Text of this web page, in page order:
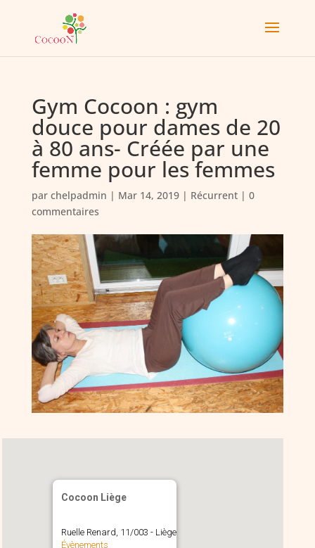
Gym Cocoon : gym
douce pour dames de 20
à 80 ans- Créée par une
femme pour les femmes
par chelpadmin | Mar 14, 2019| Récurrent| 0
commentaires
Cocoon Liège
Ruelle Renard, 11/003 - Liège
Évènements